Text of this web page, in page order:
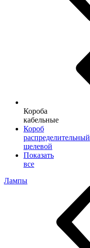
Короба
кабельные
Короб
распределительный
щелевой
Показать
все
Лампы